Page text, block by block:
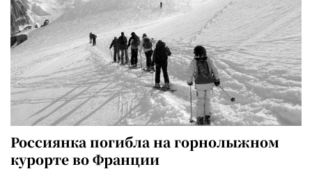
Россиянка погибла на горнолыжном
курорте во Франции